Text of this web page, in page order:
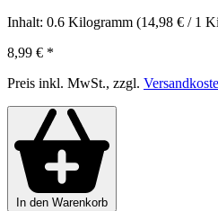
Inhalt: 0.6 Kilogramm (14,98 € / 1
8,99 € *
Preis inkl. MwSt., zzgl.
In den Warenkorb